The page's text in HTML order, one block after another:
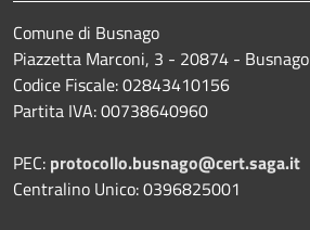
Comune di Busnago
Piazzetta Marconi, 3 - 20874 - Busnago
Codice Fiscale: 02843410156
Partita IVA: 00738640960
PEC: protocollo.busnago@cert.saga.it
Centralino Unico: 0396825001